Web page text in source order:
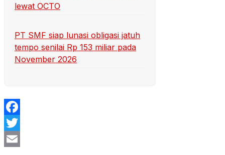
lewat OCTO
PT SMF siap lunasi obligasi jatuh
tempo senilai Rp 153 miliar pada
November 2026
Facebook
Twitter